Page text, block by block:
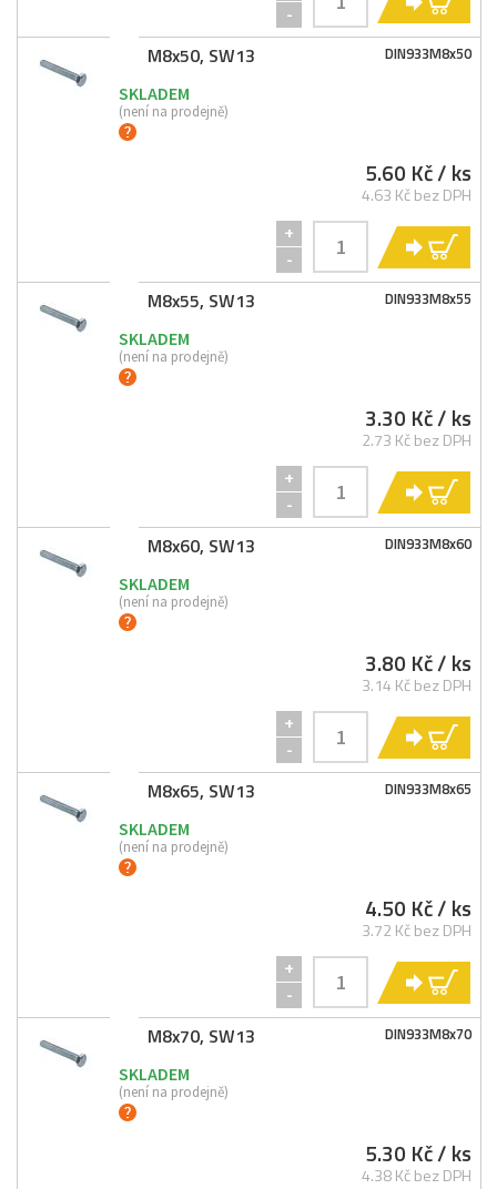
-
DIN933M8x50
M8x50, SW13
SKLADEM
(není na prodejně)
5.60 Kč/ ks
4.63 Kč bez DPH
+
-
DIN933M8x55
M8x55, SW13
SKLADEM
(není na prodejně)
3.30 Kč/ ks
2.73 Kč bez DPH
+
-
DIN933M8x60
M8x60, SW13
SKLADEM
(není na prodejně)
3.80 Kč/ ks
3.14 Kč bez DPH
+
-
DIN933M8x65
M8x65, SW13
SKLADEM
(není na prodejně)
4.50 Kč/ ks
3.72 Kč bez DPH
+
-
DIN933M8x70
M8x70, SW13
SKLADEM
(není na prodejně)
5.30 Kč/ ks
4.38 Kč bez DPH